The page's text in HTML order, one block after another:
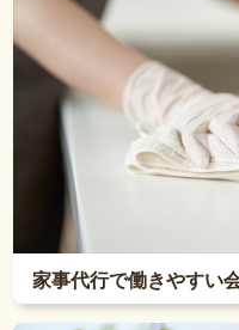
家事代行で働きやすい